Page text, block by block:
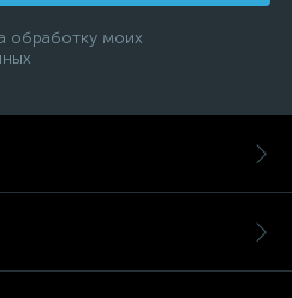
обработку моих